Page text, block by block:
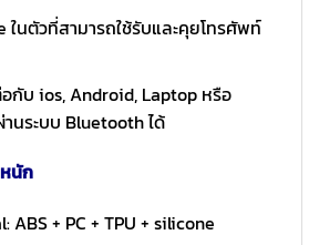
ในตัวที่สามารถใช้รับและคุยโทรศัพท์
กับ ios, Android, Laptop หรือ
นระบบ Bluetooth ได้
นัก
ABS + PC + TPU + silicone